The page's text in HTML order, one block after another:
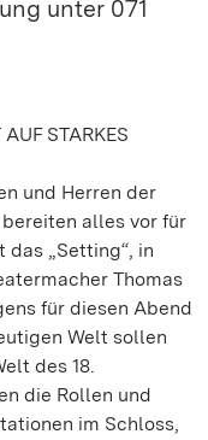
unter 071
STARKES
und Herren der
alles vor für
„Setting“, in
Thomas
für diesen Abend
Welt sollen
des 18.
die Rollen und
im Schloss,